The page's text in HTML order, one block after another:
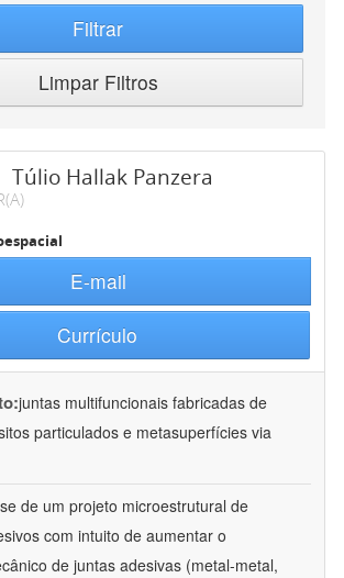
Filtrar
Limpar Filtros
Túlio Hallak Panzera
E-mail
Currículo
juntas multifuncionais fabricadas de
particulados e metasuperfícies via
de um projeto microestrutural de
com intuito de aumentar o
de juntas adesivas (metal-metal,